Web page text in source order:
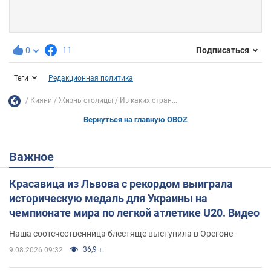
0 11 Подписаться
Теги Редакционная политика
Кияни Жизнь столицы Из каких стран...
Вернуться на главную OBOZ
Важное
Красавица из Львова с рекордом выиграла
историческую медаль для Украины на
чемпионате мира по легкой атлетике U20. Видео
Наша соотечественница блестяще выступила в Орегоне
9.08.2026 09:32 36,9 т.